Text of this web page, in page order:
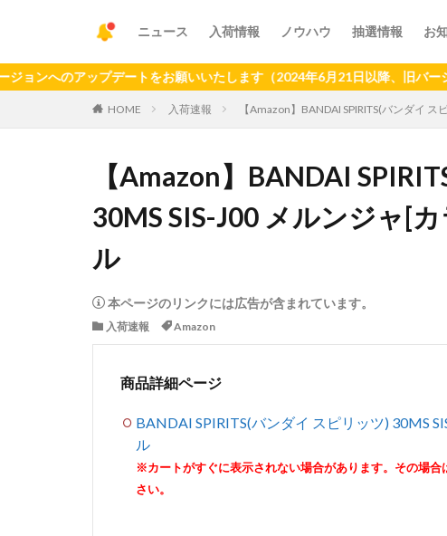
ニュース 入荷情報 ノウハウ 抽選情報 お
アップデートをお願いいたします（2024年6月21日以降、旧バージョンア
HOME 入荷速報 【Amazon】BANDAI SPIRITS(バンダイ
【Amazon】BANDAI
30MS SIS-J00 メルンジャ[
ル
本ページのリンクには広告が含まれています。
入荷速報 Amazon
商品詳細ページ
BANDAI SPIRITS(バンダイ スピリッツ) 30MS
ル
※カートがすぐに表示されない場合があります。その場
さい。